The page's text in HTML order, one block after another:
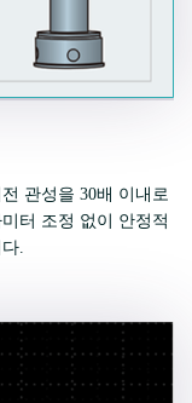
관성을 30배 이내로
터 조정 없이 안정적
.